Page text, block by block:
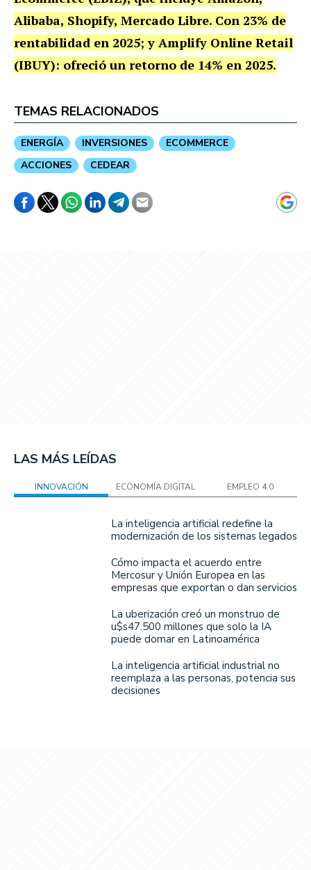
Alibaba, Shopify, Mercado Libre. Con 23% de
rentabilidad en 2025; y Amplify Online Retail
(IBUY): ofreció un retorno de 14% en 2025.
TEMAS RELACIONADOS
ENERGÍA INVERSIONES
ECOMMERCE
ACCIONES
CEDEAR
LAS MÁS LEÍDAS
INNOVACIÓN ECONOMÍA DIGITAL EMPLEO 4.0
La inteligencia artificial redefine la
modernización de los sistemas legados
Cómo impacta el acuerdo entre
Mercosur y Unión Europea en las
empresas que exportan o dan servicios
La uberización creó un monstruo de
u$s47.500 millones que solo la IA
puede domar en Latinoamérica
La inteligencia artificial industrial no
reemplaza a las personas, potencia sus
decisiones